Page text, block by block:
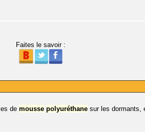
Faites le savoir :
de mousse polyuréthane sur les dormants,